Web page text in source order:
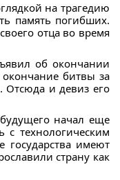
на трагедию
память погибших.
отца во время
об окончании
битвы за
Отсюда и девиз его
начал еще
технологическим
государства имеют
страну как